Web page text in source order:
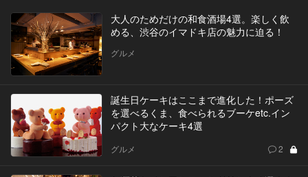
大人のためだけの和食酒場4選。楽しく飲
める、渋谷のイマドキ店の魅力に迫る！
グルメ
誕生日ケーキはここまで進化した！ポーズ
を選べるくま、食べられるブーケetc.イン
パクト大なケーキ4選
グルメ 2